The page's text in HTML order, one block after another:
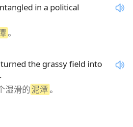
in a political
。
the grassy field into
.
湿滑的泥潭。